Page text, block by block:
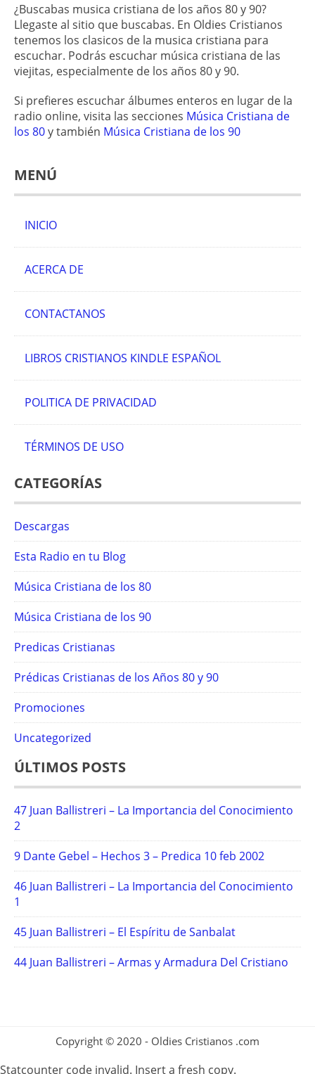
¿Buscabas musica cristiana de los años 80 y 90?
Llegaste al sitio que buscabas. En Oldies Cristianos
tenemos los clasicos de la musica cristiana para
escuchar. Podrás escuchar música cristiana de las
viejitas, especialmente de los años 80 y 90.
Si prefieres escuchar álbumes enteros en lugar de la
radio online, visita las secciones Música Cristiana de
los 80y también Música Cristiana de los 90
MENÚ
INICIO
ACERCA DE
CONTACTANOS
LIBROS CRISTIANOS KINDLE ESPAÑOL
POLITICA DE PRIVACIDAD
TÉRMINOS DE USO
CATEGORÍAS
Descargas
Esta Radio en tu Blog
Música Cristiana de los 80
Música Cristiana de los 90
Predicas Cristianas
Prédicas Cristianas de los Años 80 y 90
Promociones
Uncategorized
ÚLTIMOS POSTS
47 Juan Ballistreri – La Importancia del Conocimiento
2
9 Dante Gebel – Hechos 3 – Predica 10 feb 2002
46 Juan Ballistreri – La Importancia del Conocimiento
1
45 Juan Ballistreri – El Espíritu de Sanbalat
44 Juan Ballistreri – Armas y Armadura Del Cristiano
Copyright © 2020 - Oldies Cristianos .com
Statcounter code invalid. Insert a fresh copy.